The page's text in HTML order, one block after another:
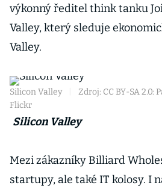
výkonný ředitel think tanku
Valley, který sleduje
Valley.
Silicon Valley
Zdroj: CC BY-SA
Flickr
Silicon Valley
Mezi zákazníky Billiard
startupy, ale také IT kolosy. I